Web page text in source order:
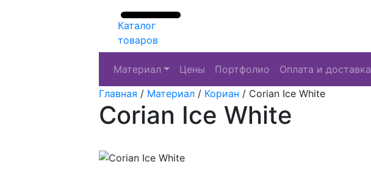
Каталог
товаров
Материал Цены Портфолио Оплата и доставка
Главная / Материал / Кориан / Corian Ice White
Corian Ice White